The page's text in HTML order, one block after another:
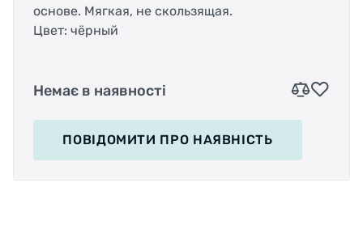
основе. Мягкая, не скользящая.
Цвет: чёрный
Немає в наявності
ПОВІДОМИТИ ПРО НАЯВНІСТЬ